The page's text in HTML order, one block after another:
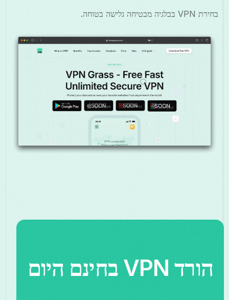
בחירת VPN בבלגיה מבטיחה גלישה בטוחה.
הורד VPN בחינם היום